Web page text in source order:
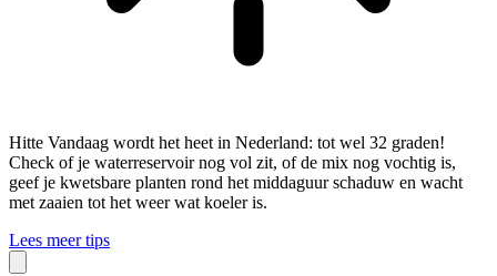
Hitte Vandaag wordt het heet in Nederland: tot wel 32 graden!
Check of je waterreservoir nog vol zit, of de mix nog vochtig is,
geef je kwetsbare planten rond het middaguur schaduw en wacht
met zaaien tot het weer wat koeler is.
Lees meer tips